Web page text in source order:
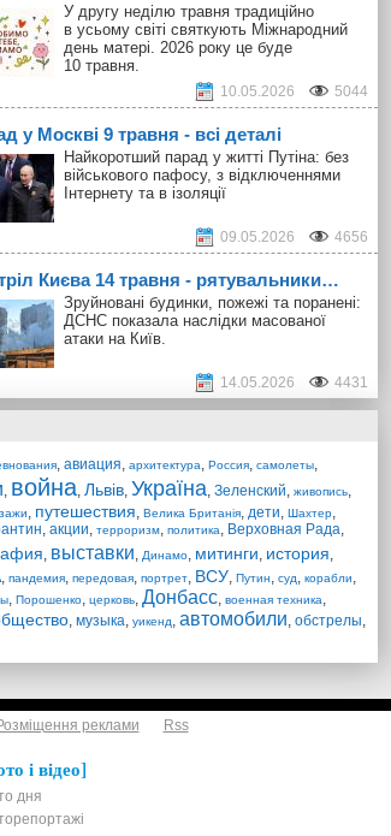
У другу неділю травня традиційно
в усьому світі святкують Міжнародний
день матері. 2026 року це буде
10 травня.
10.05.2026 5044
у Москві 9 травня - всі деталі
Найкоротший парад у житті Путіна: без
військового пафосу, з відключеннями
Інтернету та в ізоляції
09.05.2026 4656
Києва 14 травня - рятувальники…
Зруйновані будинки, пожежі та поранені:
ДСНС показала наслідки масованої
атаки на Київ.
14.05.2026 4431
, авиация, архитектура, Россия, самолеты,
, война, Львів, Україна, Зеленский, живопись,
, путешествия, Велика Британія, дети, Шахтер,
, акции, терроризм, политика, Верховная Рада,
, выставки, Динамо, митинги, история,
, пандемия, передовая, портрет, ВСУ, Путин, суд, корабли,
, Порошенко, церковь, Донбасс, военная техника,
, музыка, уикенд, автомобили, обстрелы,
реклами Rss
і відео
дня